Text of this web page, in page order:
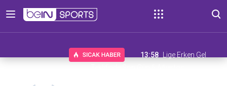
13:58
Lige Erken Gel